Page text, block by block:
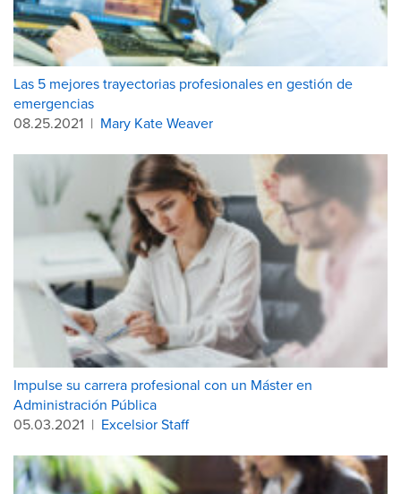
Las 5 mejores trayectorias profesionales en gestión de
emergencias
08.25.2021 | Mary Kate Weaver
Impulse su carrera profesional con un Máster en
Administración Pública
05.03.2021 | Excelsior Staff